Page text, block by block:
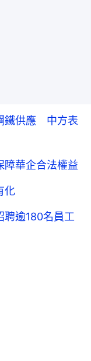
鐵供應 中方表
華企合法權益
化
逾180名員工